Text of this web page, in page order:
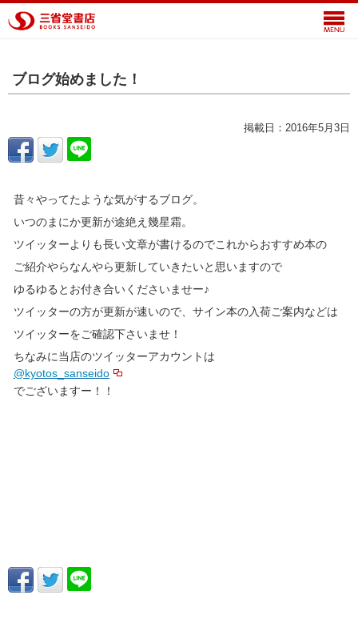
ブログ始めました！
掲載日：2016年5月3日
昔々やってたような気がするブログ。
いつのまにか更新が途絶え幾星霜。
ツイッターよりも長い文章が書けるのでこれからおすすめ本の
ご紹介やらなんやら更新していきたいと思いますので
ゆるゆるとお付き合いくださいませー♪
ツイッターの方が更新が速いので、サイン本の入荷ご案内などは
ツイッターをご確認下さいませ！
ちなみに当店のツイッターアカウントは
@kyotos_sanseido
でございますー！！